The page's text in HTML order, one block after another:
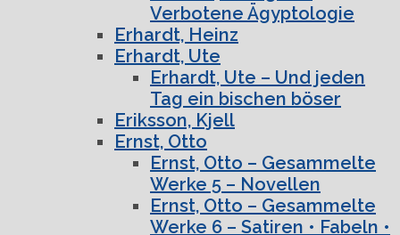
Verbotene Ägyptologie
Erhardt, Heinz
Erhardt, Ute
Erhardt, Ute – Und jeden
Tag ein bischen böser
Eriksson, Kjell
Ernst, Otto
Ernst, Otto – Gesammelte
Werke 5 – Novellen
Ernst, Otto – Gesammelte
Werke 6 – Satiren • Fabeln •